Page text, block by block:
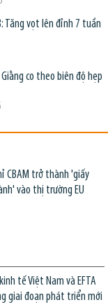
vọt lên đỉnh 7 tuần
co theo biên độ hẹp
CBAM trở thành 'giấy
vào thị trường EU
tế Việt Nam và EFTA
giai đoạn phát triển mới